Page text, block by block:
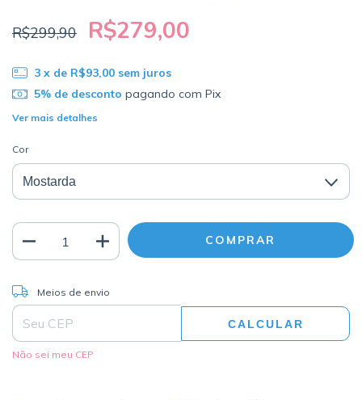
R$299,90 R$279,00
3 x de R$93,00 sem juros
5% de desconto pagando com Pix
Ver mais detalhes
Cor
Entregas para o CEP:
Meios de envio
CALCULAR
Não sei meu CEP